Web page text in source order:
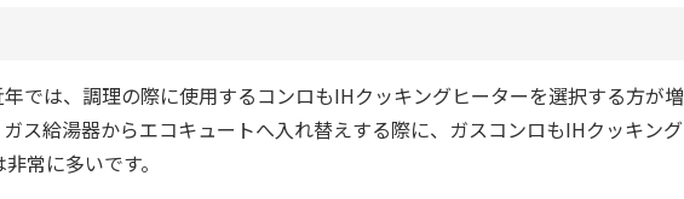
では、調理の際に使用するコンロもIHクッキングヒーターを選択する方が増
ス給湯器からエコキュートへ入れ替えする際に、ガスコンロもIHクッキング
常に多いです。